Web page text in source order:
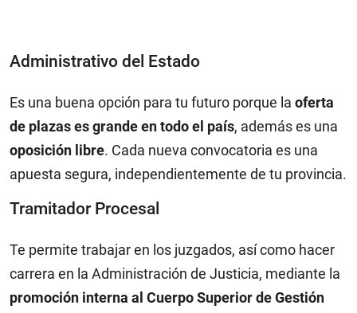
Administrativo del Estado
Es una buena opción para tu futuro porque la oferta
de plazas es grande en todo el país, además es una
oposición libre. Cada nueva convocatoria es una
apuesta segura, independientemente de tu provincia.
Tramitador Procesal
Te permite trabajar en los juzgados, así como hacer
carrera en la Administración de Justicia, mediante la
promoción interna al Cuerpo Superior de Gestión